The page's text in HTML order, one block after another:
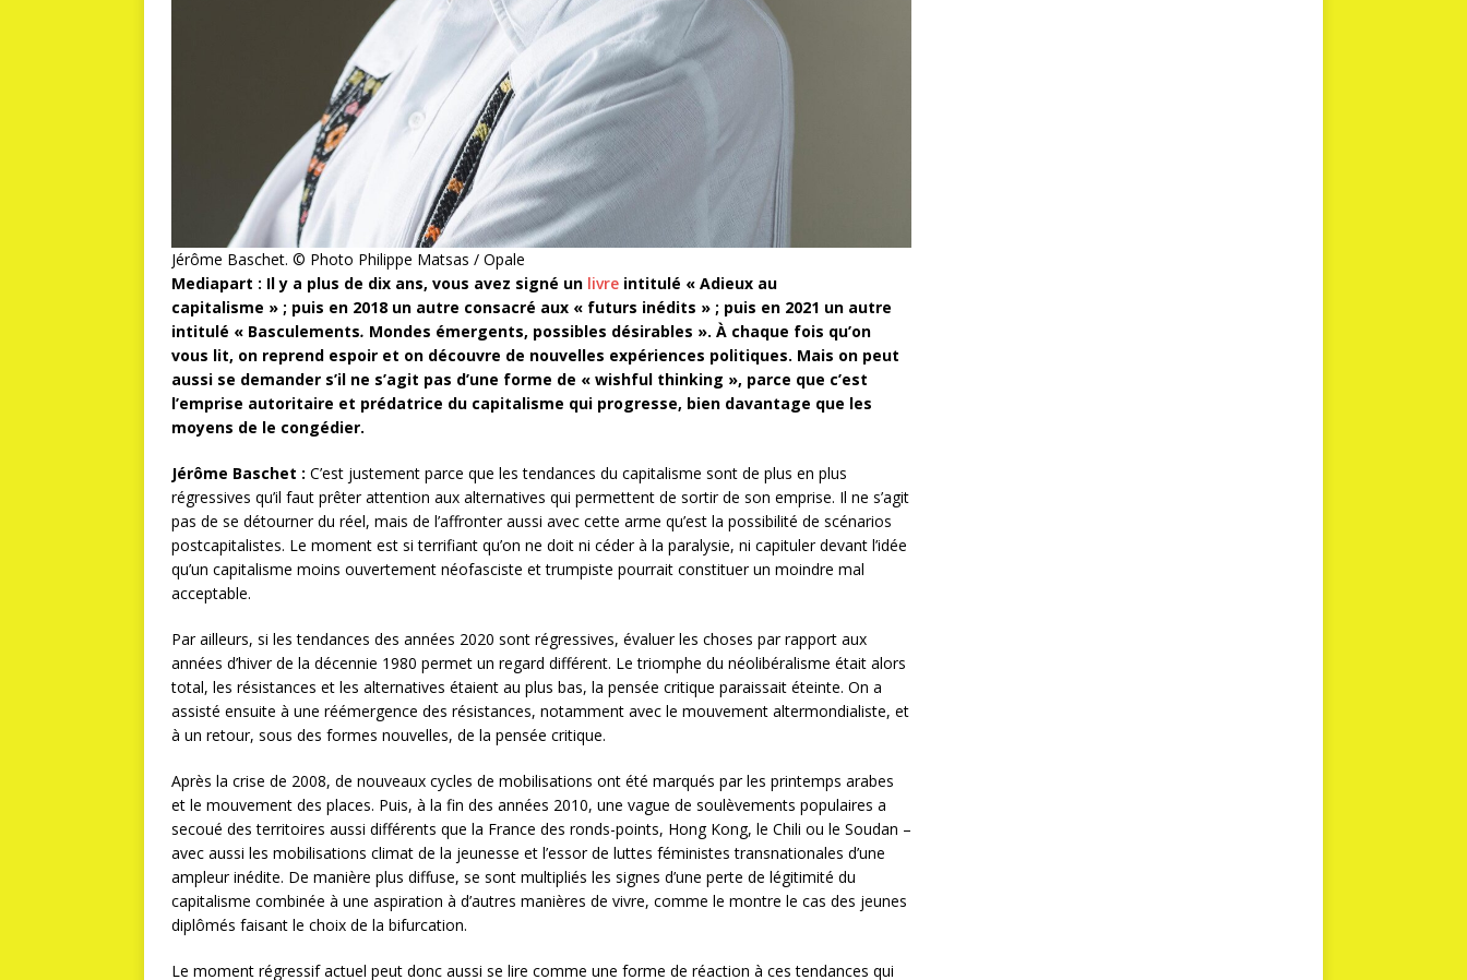
Jérôme Baschet. © Photo Philippe Matsas / Opale
Mediapart : Il y a plus de dix ans, vous avez signé un livre intitulé « Adieux au
capitalisme » ; puis en 2018 un autre consacré aux « futurs inédits » ; puis en 2021 un autre
intitulé « Basculements. Mondes émergents, possibles désirables ». À chaque fois qu’on
vous lit, on reprend espoir et on découvre de nouvelles expériences politiques. Mais on peut
aussi se demander s’il ne s’agit pas d’une forme de « wishful thinking », parce que c’est
l’emprise autoritaire et prédatrice du capitalisme qui progresse, bien davantage que les
moyens de le congédier.
Jérôme Baschet : C’est justement parce que les tendances du capitalisme sont de plus en plus
régressives qu’il faut prêter attention aux alternatives qui permettent de sortir de son emprise. Il ne s’agit
pas de se détourner du réel, mais de l’affronter aussi avec cette arme qu’est la possibilité de scénarios
postcapitalistes. Le moment est si terrifiant qu’on ne doit ni céder à la paralysie, ni capituler devant l’idée
qu’un capitalisme moins ouvertement néofasciste et trumpiste pourrait constituer un moindre mal
acceptable.
Par ailleurs, si les tendances des années 2020 sont régressives, évaluer les choses par rapport aux
années d’hiver de la décennie 1980 permet un regard différent. Le triomphe du néolibéralisme était alors
total, les résistances et les alternatives étaient au plus bas, la pensée critique paraissait éteinte. On a
assisté ensuite à une réémergence des résistances, notamment avec le mouvement altermondialiste, et
à un retour, sous des formes nouvelles, de la pensée critique.
Après la crise de 2008, de nouveaux cycles de mobilisations ont été marqués par les printemps arabes
et le mouvement des places. Puis, à la fin des années 2010, une vague de soulèvements populaires a
secoué des territoires aussi différents que la France des ronds-points, Hong Kong, le Chili ou le Soudan –
avec aussi les mobilisations climat de la jeunesse et l’essor de luttes féministes transnationales d’une
ampleur inédite. De manière plus diffuse, se sont multipliés les signes d’une perte de légitimité du
capitalisme combinée à une aspiration à d’autres manières de vivre, comme le montre le cas des jeunes
diplômés faisant le choix de la bifurcation.
Le moment régressif actuel peut donc aussi se lire comme une forme de réaction à ces tendances qui